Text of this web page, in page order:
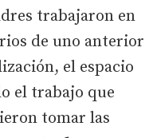
trabajaron en
de uno anterior
el espacio
el trabajo que
tomar las